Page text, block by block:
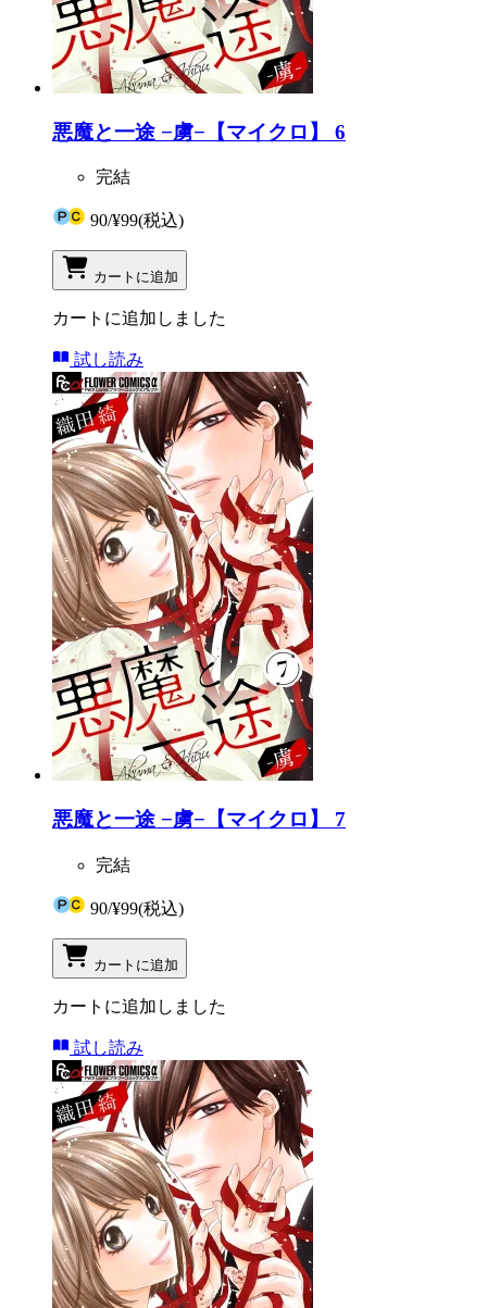
悪魔と一途 −虜−【マイクロ】 6
完結
90/¥99(税込)
カートに追加
カートに追加しました
試し読み
悪魔と一途 −虜−【マイクロ】 7
完結
90/¥99(税込)
カートに追加
カートに追加しました
試し読み